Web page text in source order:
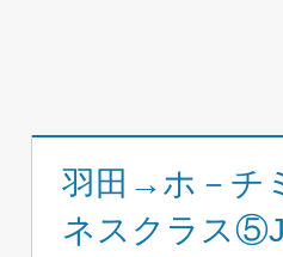
羽田→ホ－チ
ネスクラス